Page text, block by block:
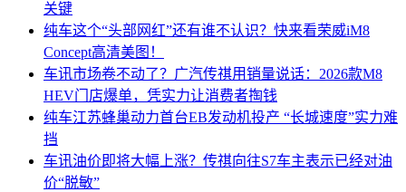
关键
纯车这个“头部网红”还有谁不认识？快来看荣威iM8
Concept高清美图！
车讯市场卷不动了？广汽传祺用销量说话：2026款M8
HEV门店爆单，凭实力让消费者掏钱
纯车江苏蜂巢动力首台EB发动机投产 “长城速度”实力难
挡
车讯油价即将大幅上涨？传祺向往S7车主表示已经对油
价“脱敏”